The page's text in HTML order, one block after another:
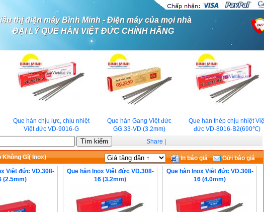
thị điện máy Bình Minh - Điện máy của mọi nhà
ĐẠI LÝ QUE HÀN VIỆT ĐỨC CHÍNH HÃNG
Que hàn chịu lực, chịu nhiệt
Việt đức VD-9016-G
Que hàn Gang Việt đức
GG.33-VD (3.2mm)
Que hàn thép chịu nhiệt Việt
đức VD-8016-B2(690℃)
Share
Không Gỉ( Inox) In báo giá
Gửi báo giá
Viêt đức VD.308-
(2.5mm)
Que hàn Inox Viêt đức VD.308-
16 (3.2mm)
Que hàn Inox Viêt đức VD.308-
16 (4.0mm)